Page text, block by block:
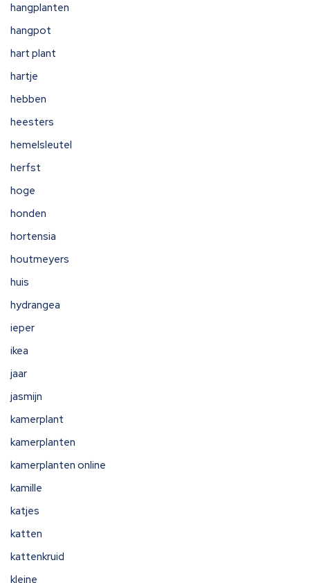
hangplanten
hangpot
hart plant
hartje
hebben
heesters
hemelsleutel
herfst
hoge
honden
hortensia
houtmeyers
huis
hydrangea
ieper
ikea
jaar
jasmijn
kamerplant
kamerplanten
kamerplanten online
kamille
katjes
katten
kattenkruid
kleine